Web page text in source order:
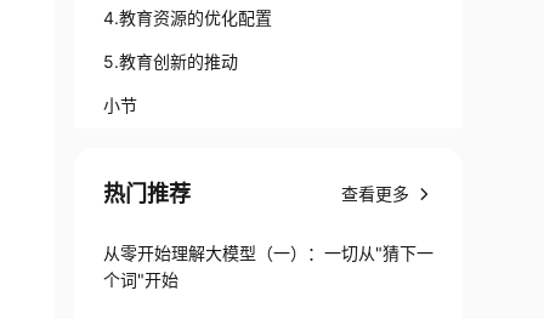
4.教育资源的优化配置
5.教育创新的推动
小节
热门推荐 查看更多
从零开始理解大模型（一）：一切从"猜下一
个词"开始